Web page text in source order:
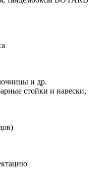
и др.
стойки и навески,